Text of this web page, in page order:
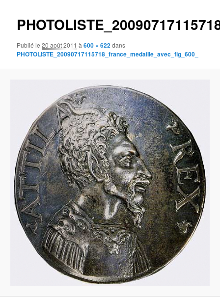
Publié le20 août 2011 à600 × 622dans
PHOTOLISTE_20090717115718_france_medaille_avec_fig_600_